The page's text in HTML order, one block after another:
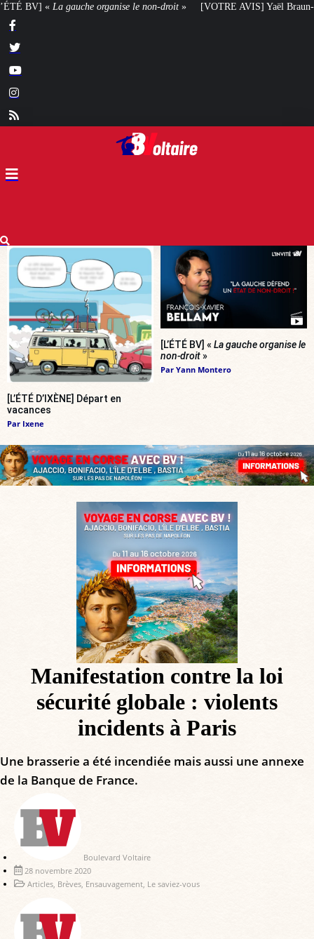
le non-droit» [VOTRE AVIS] Yaël Braun-Pivet doit-elle renoncer à son
[L’ÉTÉ D’IXÈNE] Départ en
vacances
Par Ixene
[L’ÉTÉ BV] « La gauche organise le
non-droit»
Par Yann Montero
Manifestation contre la loi
sécurité globale : violents
incidents à Paris
Une brasserie a été incendiée mais aussi une annexe
de la Banque de France.
Boulevard Voltaire
28 novembre 2020
Articles, Brèves, Ensauvagement, Le saviez-vous